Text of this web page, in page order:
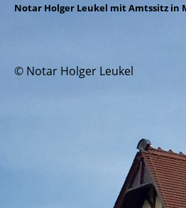
Notar Holger Leukel mit Amtssitz in
© Notar Holger Leukel